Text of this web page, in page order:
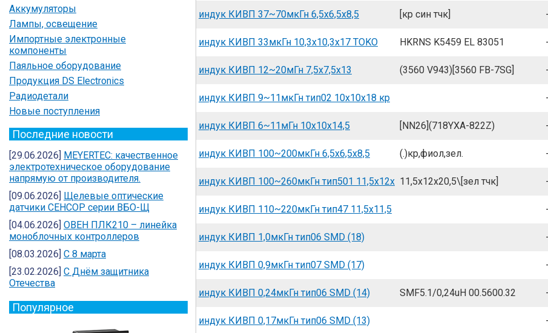
Аккумуляторы
Лампы, освещение
Импортные электронные
компоненты
Паяльное оборудование
Продукция DS Electronics
Радиодетали
Новые поступления
Последние новости
[29.06.2026] MEYERTEC: качественное
электротехническое оборудование
напрямую от производителя.
[09.06.2026] Щелевые оптические
датчики СЕНСОР серии ВБО-Щ
[04.06.2026] ОВЕН ПЛК210 – линейка
моноблочных контроллеров
[08.03.2026] С 8 марта
[23.02.2026] C Днём защитника
Отечества
Популярное
индук КИВП 37~70мкГн 6,5x6,5x8,5 [кр син тчк] -
индук КИВП 33мкГн 10,3x10,3x17 TOKO HKRNS K5459 EL 83051 -
индук КИВП 12~20мГн 7,5x7,5x13 (3560 V943)[3560 FB-7SG] -
индук КИВП 9~11мкГн тип02 10x10x18 кр -
индук КИВП 6~11мГн 10x10x14,5 [NN26](718YXA-822Z) -
индук КИВП 100~200мкГн 6,5x6,5x8,5 (.)кр,фиол,зел. -
индук КИВП 100~260мкГн тип501 11,5x12x 11,5x12x20,5\[зел тчк] -
индук КИВП 110~220мкГн тип47 11,5x11,5 -
индук КИВП 1,0мкГн тип06 SMD (18) -
индук КИВП 0,9мкГн тип07 SMD (17) -
индук КИВП 0,24мкГн тип06 SMD (14) SMF5.1/0,24uH 00.5600.32 -
индук КИВП 0,17мкГн тип06 SMD (13) -